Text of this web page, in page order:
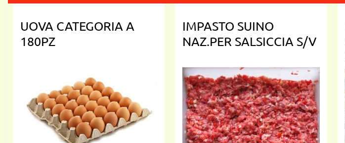
UOVA CATEGORIA A
180PZ
IMPASTO SUINO
NAZ.PER SALSICCIA S/V